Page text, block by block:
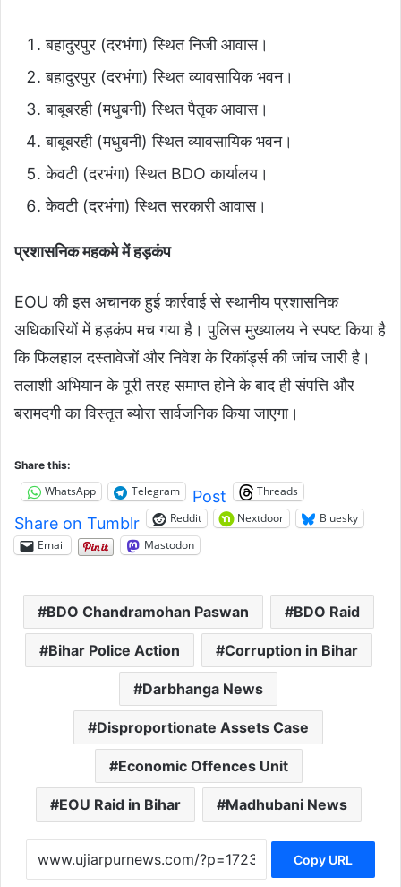
बहादुरपुर (दरभंगा) स्थित निजी आवास।
बहादुरपुर (दरभंगा) स्थित व्यावसायिक भवन।
बाबूबरही (मधुबनी) स्थित पैतृक आवास।
बाबूबरही (मधुबनी) स्थित व्यावसायिक भवन।
केवटी (दरभंगा) स्थित BDO कार्यालय।
केवटी (दरभंगा) स्थित सरकारी आवास।
प्रशासनिक महकमे में हड़कंप
EOU की इस अचानक हुई कार्रवाई से स्थानीय प्रशासनिक
अधिकारियों में हड़कंप मच गया है। पुलिस मुख्यालय ने स्पष्ट किया है
कि फिलहाल दस्तावेजों और निवेश के रिकॉर्ड्स की जांच जारी है।
तलाशी अभियान के पूरी तरह समाप्त होने के बाद ही संपत्ति और
बरामदगी का विस्तृत ब्योरा सार्वजनिक किया जाएगा।
Share this:
WhatsApp Telegram Post Threads
Share on Tumblr Reddit Nextdoor
Bluesky
Email
Mastodon
BDO Chandramohan Paswan BDO Raid
Bihar Police Action Corruption in Bihar
Darbhanga News
Disproportionate Assets Case
Economic Offences Unit
EOU Raid in Bihar Madhubani News
Copy URL